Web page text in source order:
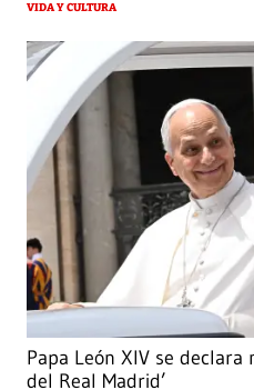
VIDA Y CULTURA
Papa León XIV se declara
del Real Madrid’